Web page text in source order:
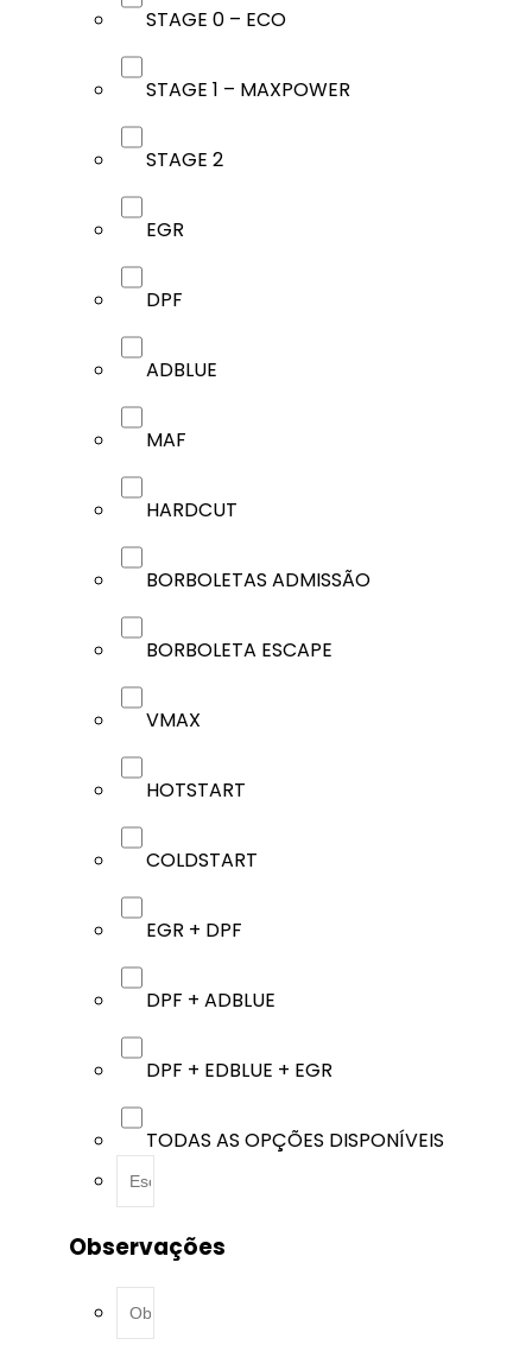
STAGE 0 – ECO
STAGE 1 – MAXPOWER
STAGE 2
EGR
DPF
ADBLUE
MAF
HARDCUT
BORBOLETAS ADMISSÃO
BORBOLETA ESCAPE
VMAX
HOTSTART
COLDSTART
EGR + DPF
DPF + ADBLUE
DPF + EDBLUE + EGR
TODAS AS OPÇÕES DISPONÍVEIS
Observações